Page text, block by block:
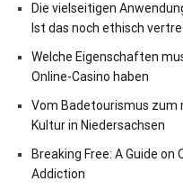
Die vielseitigen
Ist das noch ethisch
Welche Eigenschaften
Online-Casino haben
Vom Badetourismus zum
Kultur in Niedersachsen
Breaking Free: A Guide
Addiction